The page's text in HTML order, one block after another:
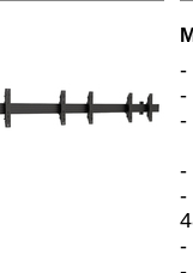
-
-
-
-
-
-